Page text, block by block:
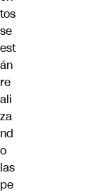
tos
se
est
án
re
ali
za
nd
o
las
pe